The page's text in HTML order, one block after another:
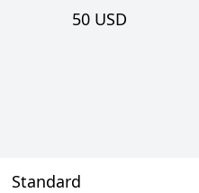
50 USD
Standard